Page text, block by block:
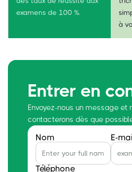
examens de 100 %.
à
Entrer en
Envoyez-nous un message et
contacterons dès que
Nom E-
Téléphone